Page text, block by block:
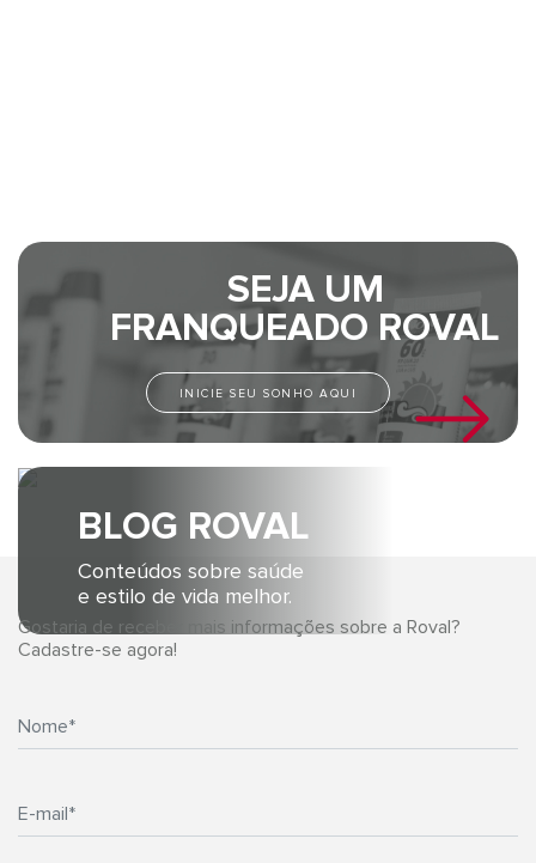
SEJA UM
FRANQUEADO ROVAL
INICIE SEU SONHO AQUI
BLOG ROVAL
Conteúdos sobre saúde
e estilo de vida melhor.
Gostaria de receber mais informações sobre a Roval?
Cadastre-se agora!